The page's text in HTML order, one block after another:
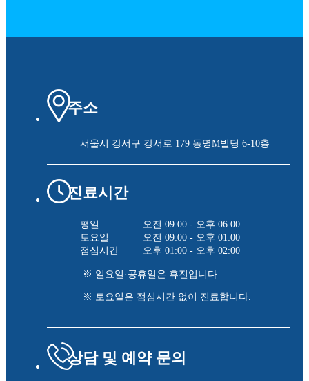
주소
서울시 강서구 강서로 179 동명M빌딩 6-10층
진료시간
평일
오전 09:00 - 오후 06:00
토요일
오전 09:00 - 오후 01:00
점심시간
오후 01:00 - 오후 02:00
※ 일요일·공휴일은 휴진입니다.
※ 토요일은 점심시간 없이 진료합니다.
상담 및 예약 문의